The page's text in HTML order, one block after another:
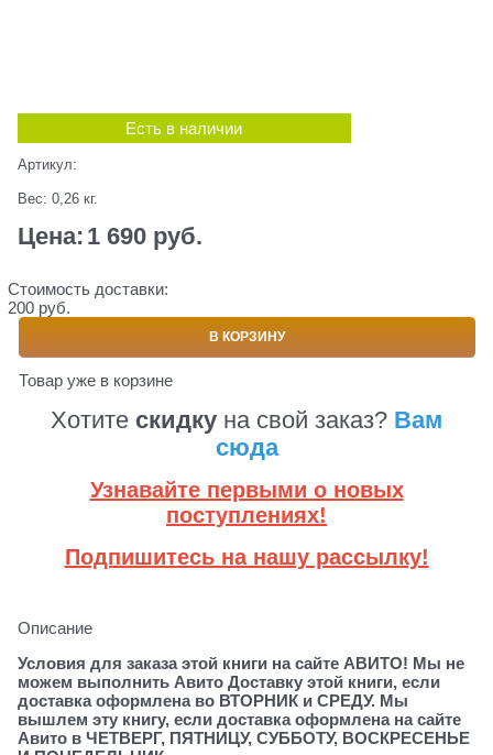
Есть в наличии
Артикул:
Вес: 0,26 кг.
Цена: 1 690 руб.
Стоимость доставки:
200 руб.
В КОРЗИНУ
Товар уже в корзине
Хотите скидку на свой заказ? Вам
сюда
Узнавайте первыми о новых
поступлениях!
Подпишитесь на нашу рассылку!
Описание
Условия для заказа этой книги на сайте АВИТО! Мы не
можем выполнить Авито Доставку этой книги, если
доставка оформлена во ВТОРНИК и СРЕДУ. Мы
вышлем эту книгу, если доставка оформлена на сайте
Авито в ЧЕТВЕРГ, ПЯТНИЦУ, СУББОТУ, ВОСКРЕСЕНЬЕ